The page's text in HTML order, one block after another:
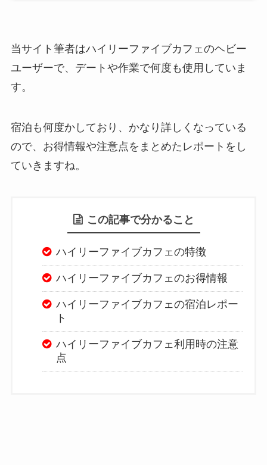
当サイト筆者はハイリーファイブカフェのヘビー
ユーザーで、デートや作業で何度も使用していま
す。
宿泊も何度かしており、かなり詳しくなっている
ので、お得情報や注意点をまとめたレポートをし
ていきますね。
この記事で分かること
ハイリーファイブカフェの特徴
ハイリーファイブカフェのお得情報
ハイリーファイブカフェの宿泊レポー
ト
ハイリーファイブカフェ利用時の注意
点